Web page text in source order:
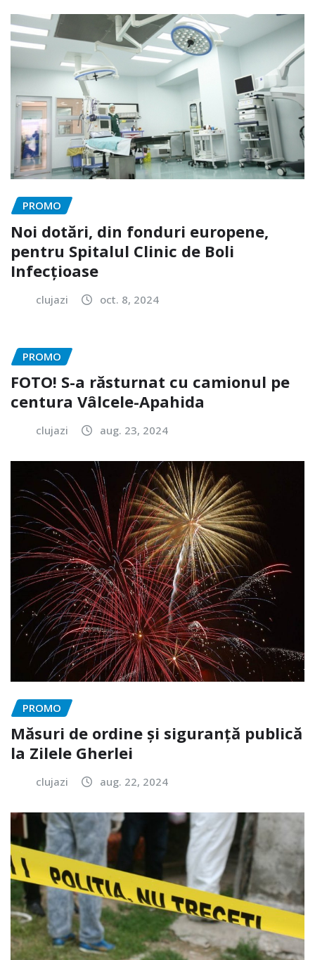
PROMO
Noi dotări, din fonduri europene,
pentru Spitalul Clinic de Boli
Infecțioase
clujazi oct. 8, 2024
PROMO
FOTO! S-a răsturnat cu camionul pe
centura Vâlcele-Apahida
clujazi aug. 23, 2024
PROMO
Măsuri de ordine și siguranță publică
la Zilele Gherlei
clujazi aug. 22, 2024